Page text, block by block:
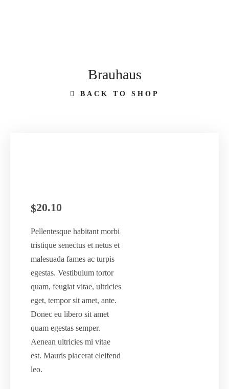
Brauhaus
BACK TO SHOP
$20.10
Pellentesque habitant morbi
tristique senectus et netus et
malesuada fames ac turpis
egestas. Vestibulum tortor
quam, feugiat vitae, ultricies
eget, tempor sit amet, ante.
Donec eu libero sit amet
quam egestas semper.
Aenean ultricies mi vitae
est. Mauris placerat eleifend
leo.